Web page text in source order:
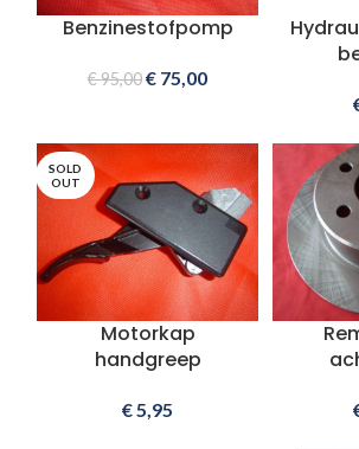
Benzinestofpomp
€95,00€ 75,00
SOLD
OUT
Motorkap
handgreep
€5,95